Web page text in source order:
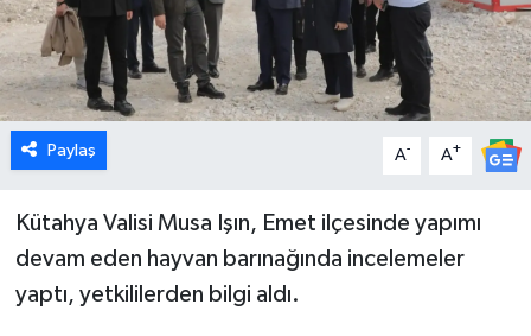
Paylaş A- A+
Kütahya Valisi Musa Işın, Emet ilçesinde yapımı
devam eden hayvan barınağında incelemeler
yaptı, yetkililerden bilgi aldı.
Foto Galeri
Gediz
Genel
Gündem
Hisarcık